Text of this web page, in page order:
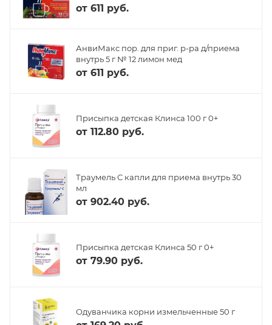
от 611 руб.
АнвиМакс пор. для приг. р-ра д/приема
внутрь 5 г № 12 лимон мед
от 611 руб.
Присыпка детская Клинса 100 г 0+
от 112.80 руб.
Траумель С капли для приема внутрь 30
мл
от 902.40 руб.
Присыпка детская Клинса 50 г 0+
от 79.90 руб.
Одуванчика корни измельченные 50 г